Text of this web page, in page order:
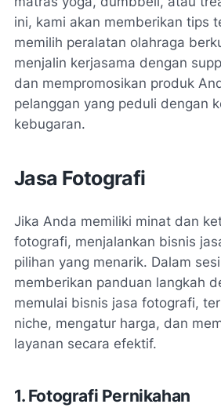
ini, kami akan memberikan tips
memilih peralatan olahraga
menjalin kerjasama dengan
dan mempromosikan produk
pelanggan yang peduli dengan
kebugaran.
Jasa Fotografi
Jika Anda memiliki minat dan
fotografi, menjalankan bisnis
pilihan yang menarik. Dalam
memberikan panduan langkah
memulai bisnis jasa fotografi,
niche, mengatur harga, dan
layanan secara efektif.
1. Fotografi Pernikahan